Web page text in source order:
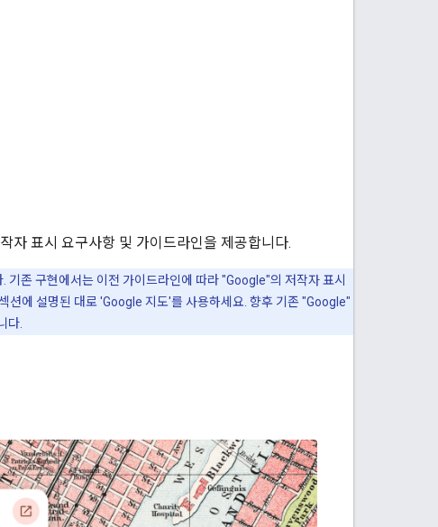
자 표시 요구사항 및 가이드라인을 제공합니다.
존 구현에서는 이전 가이드라인에 따라 "Google"의 저작자 표시
션에 설명된 대로 'Google 지도'를 사용하세요. 향후 기존 "Google"
다.